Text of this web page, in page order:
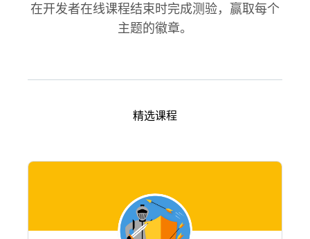
在开发者在线课程结束时完成测验，赢取每个
主题的徽章。
精选课程